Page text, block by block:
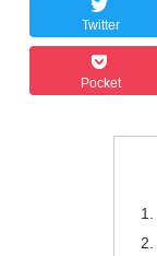
Twitter
Pocket